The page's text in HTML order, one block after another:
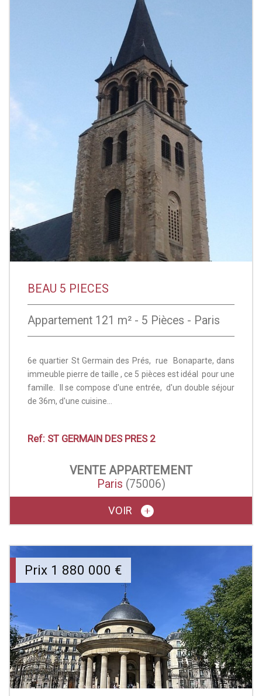
BEAU 5 PIECES
Appartement 121 m² - 5 Pièces - Paris
6e quartier St Germain des Prés, rue Bonaparte, dans
immeuble pierre de taille , ce 5 pièces est idéal pour une
famille. Il se compose d'une entrée, d'un double séjour
de 36m, d'une cuisine...
Ref: ST GERMAIN DES PRES 2
VENTE APPARTEMENT
Paris (75006)
VOIR
Prix 1 880 000 €